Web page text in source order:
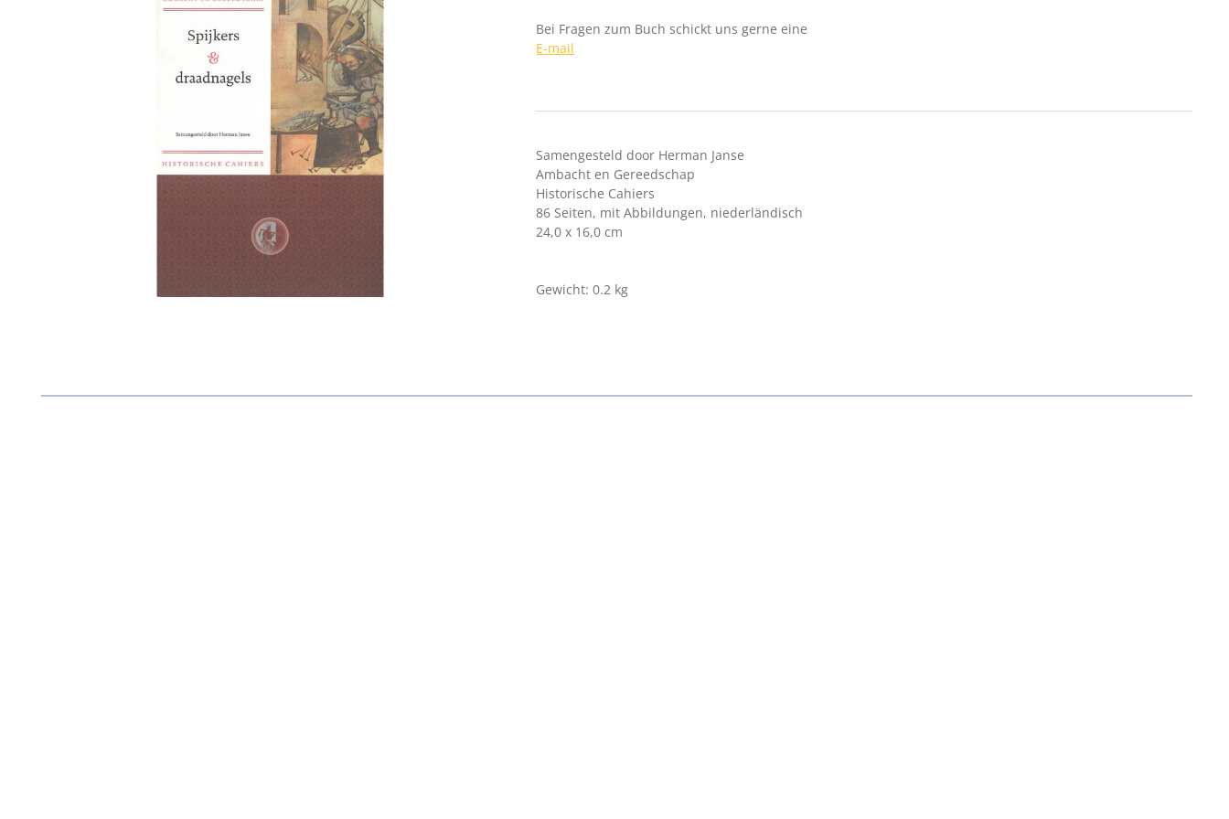
Bei Fragen zum Buch schickt uns gerne eine
E-mail
Samengesteld door Herman Janse
Ambacht en Gereedschap
Historische Cahiers
86 Seiten, mit Abbildungen, niederländisch
24,0 x 16,0 cm
Gewicht: 0.2 kg